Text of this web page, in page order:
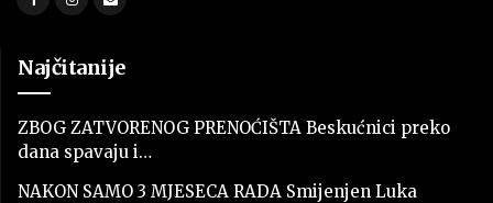
Najčitanije
ZBOG ZATVORENOG PRENOĆIŠTA Beskućnici preko
dana spavaju i…
NAKON SAMO 3 MJESECA RADA Smijenjen Luka